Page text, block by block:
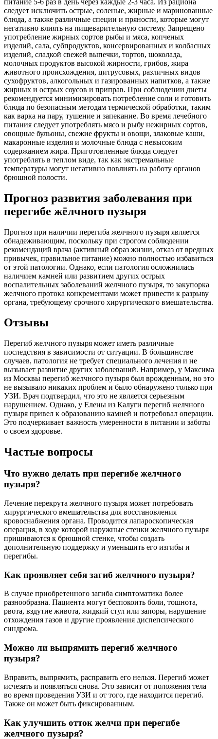
следует исключить острые, соленые, жирные и маринованные
блюда, а также различные специи и пряности, которые могут
негативно влиять на пищеварительную систему. Запрещено
употребление жирных сортов рыбы и мяса, копченых
изделий, сала, субпродуктов, консервированных и колбасных
изделий, сладкой свежей выпечки, тортов, шоколада,
молочных продуктов высокой жирности, грибов, жира
животного происхождения, цитрусовых, различных видов
сухофруктов, алкогольных и газированных напитков, а также
жирных и острых соусов и приправ. При соблюдении диеты
рекомендуется минимизировать потребление соли и готовить
блюда по безопасным методам термической обработки, таким
как варка на пару, тушение и запекание. Во время лечебного
питания следует употреблять мясо и рыбу нежирных сортов,
овощные бульоны, свежие фрукты и овощи, злаковые каши,
макаронные изделия и молочные блюда с невысоким
содержанием жира. Приготовленные блюда следует
употреблять в теплом виде, так как экстремальные
температуры могут негативно повлиять на работу органов
брюшной полости.
Прогноз развития заболевания при
перегибе жёлчного пузыря
Прогноз при наличии перегиба желчного пузыря является
обнадеживающим, поскольку при строгом соблюдении
рекомендаций врача (активный образ жизни, отказ от вредных
привычек, правильное питание) можно полностью избавиться
от этой патологии. Однако, если патология осложнилась
наличием камней или развитием других острых
воспалительных заболеваний желчного пузыря, то закупорка
желчного протока конкрементами может привести к разрыву
органа, требующему срочного хирургического вмешательства.
Отзывы
Перегиб желчного пузыря может иметь различные
последствия в зависимости от ситуации. В большинстве
случаев, патология не требует специального лечения и не
вызывает развитие других заболеваний. Например, у Максима
из Москвы перегиб желчного пузыря был врожденным, но это
не вызывало никаких проблем и было обнаружено только при
УЗИ. Врач подтвердил, что это не является серьезным
нарушением. Однако, у Елены из Калуги перегиб желчного
пузыря привел к образованию камней и потребовал операции.
Это подчеркивает важность умеренности в питании и заботы
о своем здоровье.
Частые вопросы
Что нужно делать при перегибе желчного
пузыря?
Лечение перекрута желчного пузыря может потребовать
хирургического вмешательства для восстановления
кровоснабжения органа. Проводится лапароскопическая
операция, в ходе которой наружные стенки желчного пузыря
пришиваются к брюшной стенке, чтобы создать
дополнительную поддержку и уменьшить его изгибы и
перегибы.
Как проявляет себя загиб желчного пузыря?
В случае приобретенного загиба симптоматика более
разнообразна. Пациента могут беспокоить боли, тошнота,
рвота, вздутие живота, жидкий стул или запоры, нарушение
отхождения газов и другие проявления диспепсического
синдрома.
Можно ли выпрямить перегиб желчного
пузыря?
Вправить, выпрямить, расправить его нельзя. Перегиб может
исчезать и появляться снова. Это зависит от положения тела
во время проведения УЗИ и от того, где находится перегиб.
Также он может быть фиксированным.
Как улучшить отток желчи при перегибе
желчного пузыря?